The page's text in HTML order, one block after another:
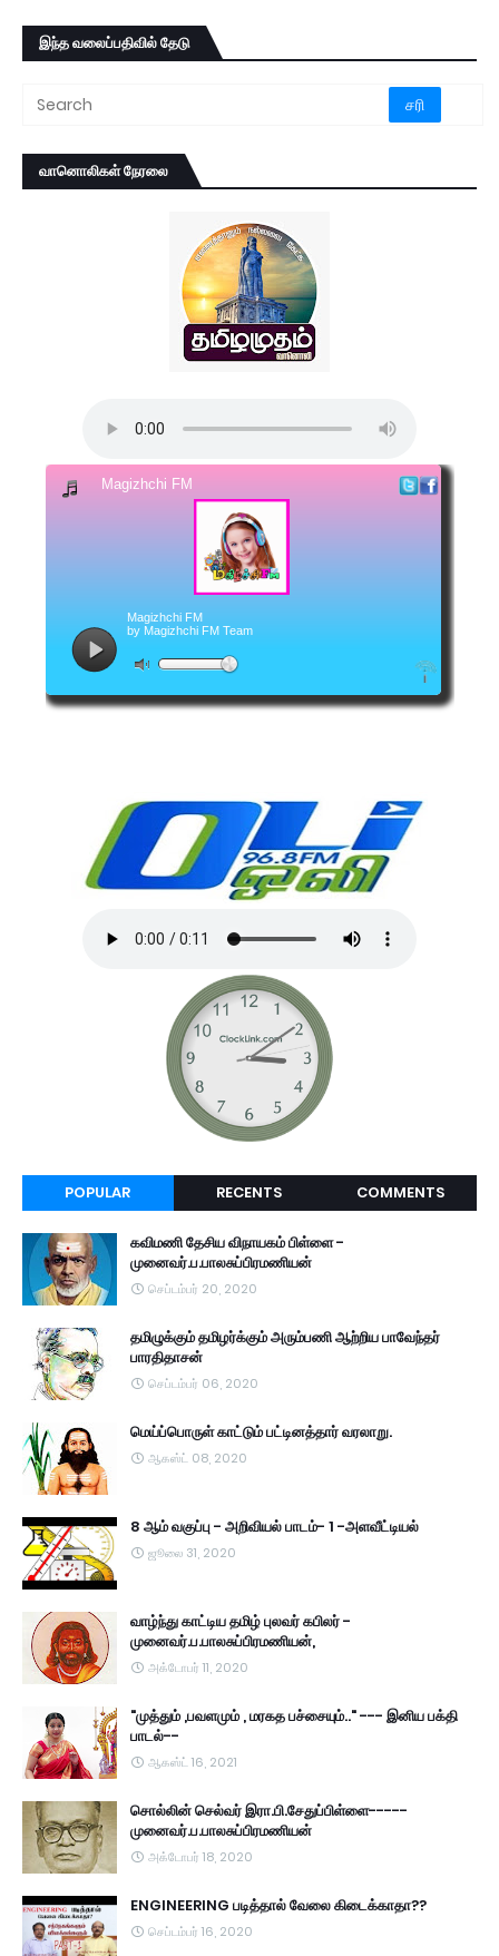
இந்த வலைப்பதிவில் தேடு
வானொலிகள் நேரலை
POPULAR RECENTS COMMENTS
கவிமணி தேசிய விநாயகம் பிள்ளை -
முனைவர்.ப.பாலசுப்பிரமணியன்
செப்டம்பர் 20, 2020
தமிழுக்கும் தமிழர்க்கும் அரும்பணி ஆற்றிய பாவேந்தர்
பாரதிதாசன்
செப்டம்பர் 06, 2020
மெய்ப்பொருள் காட்டும் பட்டினத்தார் வரலாறு.
ஆகஸ்ட் 08, 2020
8 ஆம் வகுப்பு - அறிவியல் பாடம்- 1 -அளவீட்டியல்
ஜூலை 31, 2020
வாழ்ந்து காட்டிய தமிழ் புலவர் கபிலர் -
முனைவர்.ப.பாலசுப்பிரமணியன்,
அக்டோபர் 11, 2020
"முத்தும் ,பவளமும் , மரகத பச்சையும்.." --- இனிய பக்தி
பாடல்--
ஆகஸ்ட் 16, 2021
சொல்லின் செல்வர் இரா.பி.சேதுப்பிள்ளை-----
முனைவர்.ப.பாலசுப்பிரமணியன்
அக்டோபர் 18, 2020
ENGINEERING படித்தால் வேலை கிடைக்காதா??
செப்டம்பர் 16, 2020